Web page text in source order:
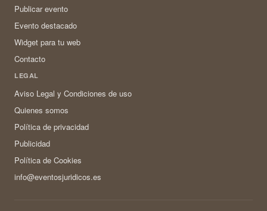
Publicar evento
Evento destacado
Widget para tu web
Contacto
LEGAL
Aviso Legal y Condiciones de uso
Quienes somos
Política de privacidad
Publicidad
Política de Cookies
info@eventosjuridicos.es